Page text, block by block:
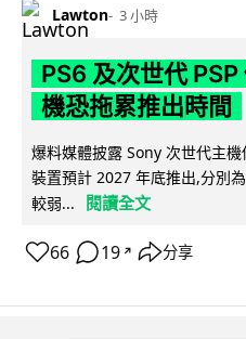
Lawton 3 小時
PS6 及次世代
機恐拖累推出時間
爆料媒體披露 Sony 次世代主
裝置預計 2027 年底推出,分別
較弱...
閱讀全文
66 19 ↗ 分享